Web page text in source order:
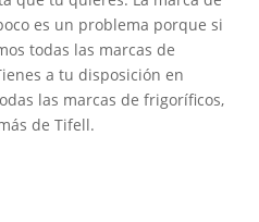
es un problema porque si
todas las marcas de
a tu disposición en
las marcas de frigoríficos,
de Tifell.